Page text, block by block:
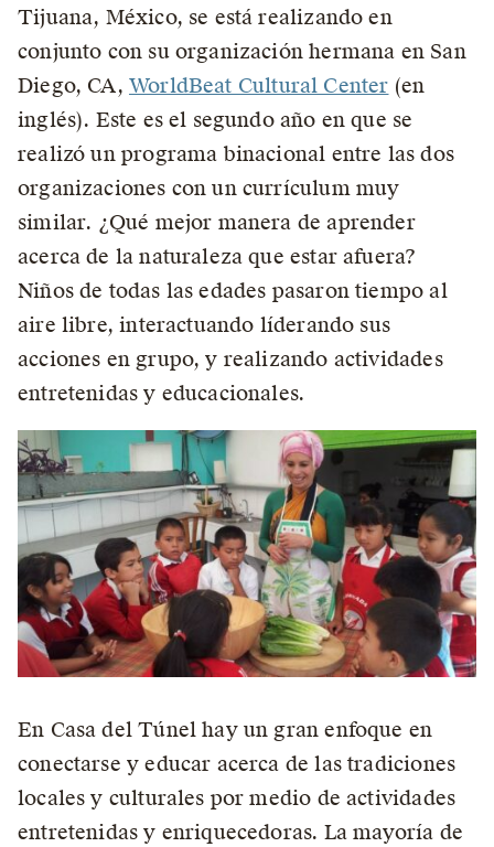
Tijuana, México, se está realizando en
conjunto con su organización hermana en San
Diego, CA, WorldBeat Cultural Center (en
inglés). Este es el segundo año en que se
realizó un programa binacional entre las dos
organizaciones con un currículum muy
similar. ¿Qué mejor manera de aprender
acerca de la naturaleza que estar afuera?
Niños de todas las edades pasaron tiempo al
aire libre, interactuando líderando sus
acciones en grupo, y realizando actividades
entretenidas y educacionales.
En Casa del Túnel hay un gran enfoque en
conectarse y educar acerca de las tradiciones
locales y culturales por medio de actividades
entretenidas y enriquecedoras. La mayoría de